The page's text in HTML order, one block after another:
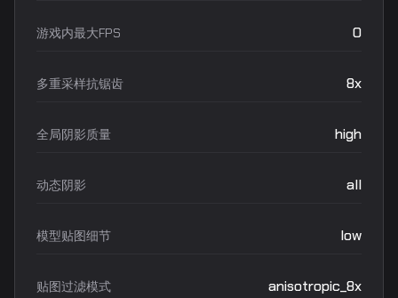
游戏内最大FPS 0
多重采样抗锯齿 8x
全局阴影质量 high
动态阴影 all
模型贴图细节 low
贴图过滤模式 anisotropic_8x